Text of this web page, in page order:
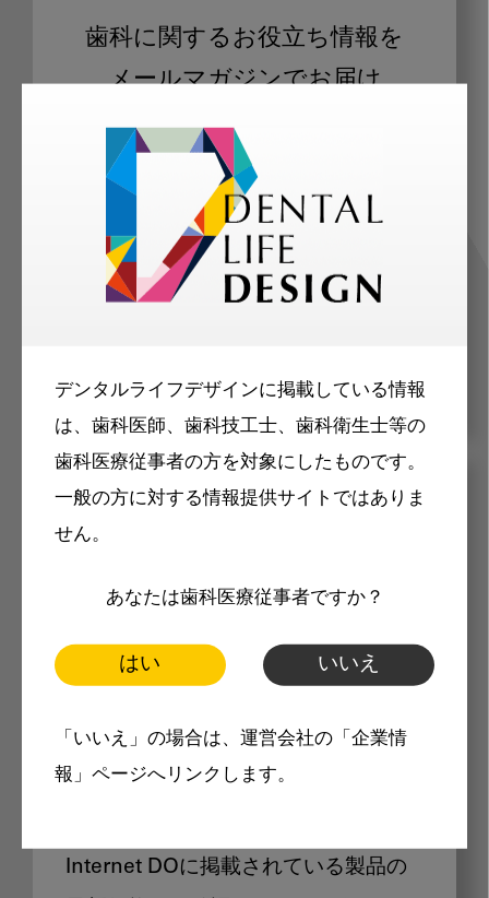
デンタルライフデザインに掲載している情報
は、歯科医師、歯科技工士、歯科衛生士等の
歯科医療従事者の方を対象にしたものです。
一般の方に対する情報提供サイトではありま
せん。
あなたは歯科医療従事者ですか？
はい いいえ
「いいえ」の場合は、運営会社の「企業情
報」ページへリンクします。
歯科に関するお役立ち情報を
メールマガジンでお届け
ご登録いただいた職種（歯科医師、歯
科衛生士、歯科技工士）に合わせた内
容のメールマガジンをお届けします。
メリット
製品価格も閲覧可能
Internet DOに掲載されている製品の